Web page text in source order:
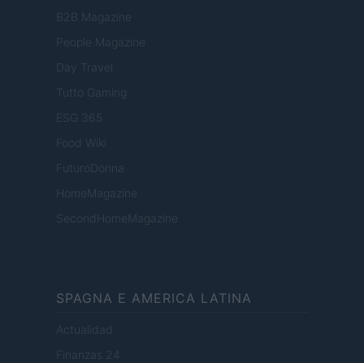
B2B Magazine
People Magazine
Day Travel
Tutto Gaming
ESG 365
Food Wiki
FuturoDonna
HomeMagazine
SecondHomeMagazine
SPAGNA E AMERICA LATINA
Actualidad
Finanzas 24